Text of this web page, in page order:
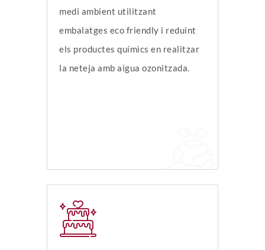
medi ambient utilitzant
embalatges eco friendly i reduint
els productes químics en realitzar
la neteja amb aigua ozonitzada.